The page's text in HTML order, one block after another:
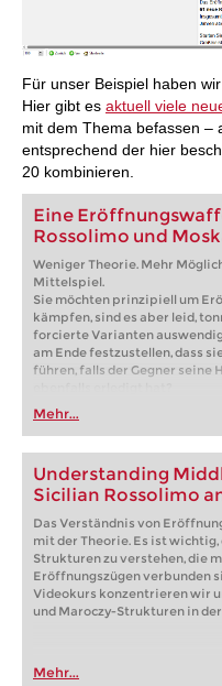
Für unser Beispiel haben
Hier gibt es aktuell viele
mit dem Thema befassen –
entsprechend der hier
20 kombinieren.
Eine
Rossolimo und
Weniger Theorie. Mehr
Mittelspiel.
Sie möchten prinzipiell um
kämpfen, sind es aber leid,
forcierte Varianten
am Ende festzustellen, dass
führen, falls der Gegner seine
Kostenlose Leseprobe:
Kostenlose Leseprobe:
Mehr...
Understanding
Sicilian Rossolimo
Das Verständnis von
mit der Theorie. Es ist wichtig,
Strukturen zu verstehen, die
Eröffnungszügen verbunden
Videokurs konzentrieren wir
und Maroczy-Strukturen in
Mehr...